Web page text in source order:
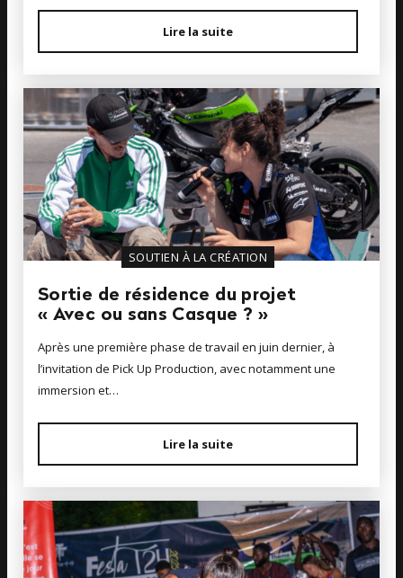
Lire la suite
SOUTIEN À LA CRÉATION
Sortie de résidence du projet
« Avec ou sans Casque ? »
Après une première phase de travail en juin dernier, à
l’invitation de Pick Up Production, avec notamment une
immersion et…
Lire la suite